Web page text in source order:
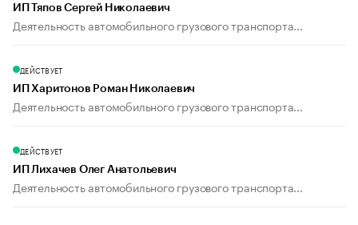
ИП Тяпов Сергей Николаевич
Деятельность автомобильного грузового транспорта...
ДЕЙСТВУЕТ
ИП Харитонов Роман Николаевич
Деятельность автомобильного грузового транспорта...
ДЕЙСТВУЕТ
ИП Лихачев Олег Анатольевич
Деятельность автомобильного грузового транспорта...